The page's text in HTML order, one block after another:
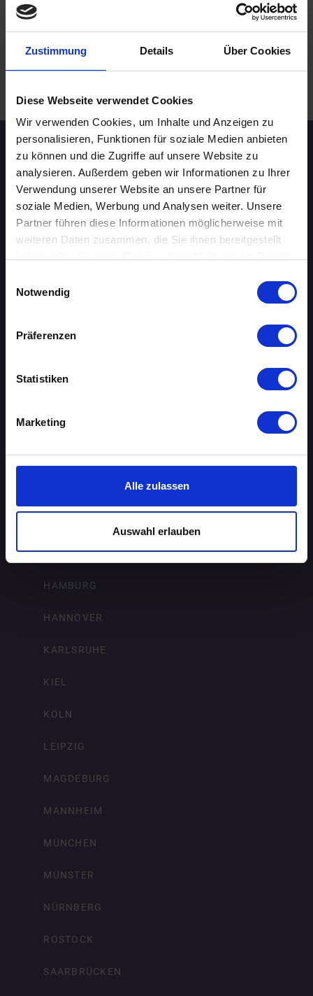
Zustimmung Details Über Cookies
Diese Webseite verwendet Cookies
Wir verwenden Cookies, um Inhalte und Anzeigen zu
personalisieren, Funktionen für soziale Medien anbieten
zu können und die Zugriffe auf unsere Website zu
analysieren. Außerdem geben wir Informationen zu Ihrer
Verwendung unserer Website an unsere Partner für
soziale Medien, Werbung und Analysen weiter. Unsere
Partner führen diese Informationen möglicherweise mit
weiteren Daten zusammen, die Sie ihnen bereitgestellt
Notwendig
Präferenzen
Statistiken
Marketing
Alle zulassen
Auswahl erlauben
Speed-Dating Events
ÜBERSICHT
AUGSBURG
BERLIN
DORTMUND
DRESDEN
FREIBURG IM BREISGAU
HAMBURG
HANNOVER
KARLSRUHE
KIEL
KÖLN
LEIPZIG
MAGDEBURG
MANNHEIM
MÜNCHEN
MÜNSTER
NÜRNBERG
ROSTOCK
SAARBRÜCKEN